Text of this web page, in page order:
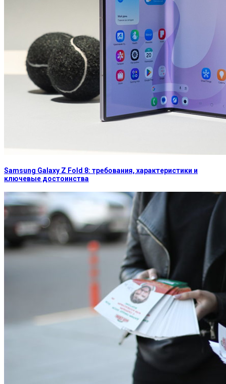
Samsung Galaxy Z Fold 8: требования, характеристики и
ключевые достоинства